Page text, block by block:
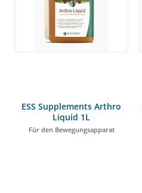
ESS Supplements Arthro
Liquid 1L
Für den Bewegungsapparat